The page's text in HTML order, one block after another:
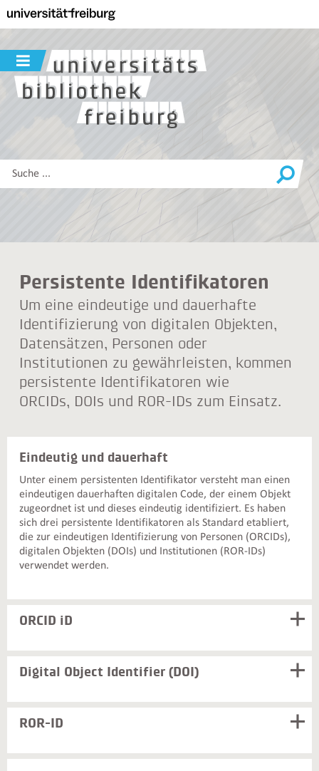
Hauptnavigation
Seite
Zum
Hauptinhalt
dieser
Navigation
ein-
/
ausblenden
Website
Persistente Identifikatoren
Um eine eindeutige und dauerhafte
Identifizierung von digitalen Objekten,
Datensätzen, Personen oder
Institutionen zu gewährleisten, kommen
persistente Identifikatoren wie
ORCIDs, DOIs und ROR-IDs zum Einsatz.
Eindeutig und dauerhaft
Unter einem persistenten Identifikator versteht man einen
eindeutigen dauerhaften digitalen Code, der einem Objekt
zugeordnet ist und dieses eindeutig identifiziert. Es haben
sich drei persistente Identifikatoren als Standard etabliert,
die zur eindeutigen Identifizierung von Personen (ORCIDs),
digitalen Objekten (DOIs) und Institutionen (ROR-IDs)
verwendet werden.
ORCID iD
Digital Object Identifier (DOI)
ROR-ID